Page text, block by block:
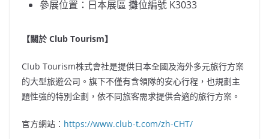
參展位置：日本展區 攤位編號 K3033
【關於 Club Tourism】
Club Tourism株式會社是提供日本全國及海外多元旅行方案
的大型旅遊公司。旗下不僅有含領隊的安心行程，也規劃主
題性強的特別企劃，依不同旅客需求提供合適的旅行方案。
官方網站： https://www.club-t.com/zh-CHT/